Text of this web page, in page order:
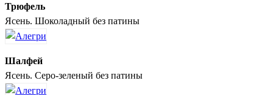
Трюфель
Ясень. Шоколадный без патины
Шалфей
Ясень. Серо-зеленый без патины